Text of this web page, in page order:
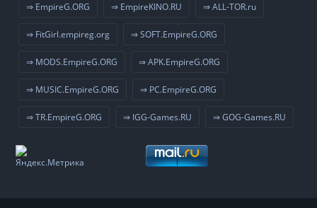
⇒ EmpireG.ORG ⇒ EmpireKINO.RU ⇒ ALL-TOR.ru
⇒ FitGirl.empireg.org ⇒ SOFT.EmpireG.ORG
⇒ MODS.EmpireG.ORG ⇒ APK.EmpireG.ORG
⇒ MUSIC.EmpireG.ORG ⇒ PC.EmpireG.ORG
⇒ TR.EmpireG.ORG ⇒ IGG-Games.RU ⇒ GOG-Games.RU